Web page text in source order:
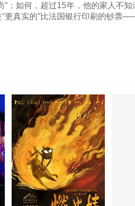
”；如何，超过15年，他的家人不
真实的”比法国银行印刷的钞票